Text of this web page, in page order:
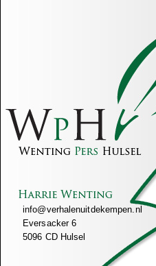
info@verhalenuitdekempen.nl
Eversacker 6
5096 CD Hulsel